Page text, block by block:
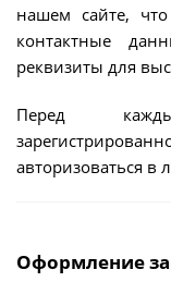
нашем сайте,
контактные
реквизиты для
Перед
авторизоваться в
Оформление